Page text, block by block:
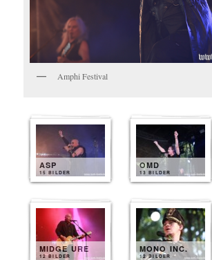
Amphi Festival
ASP
15 BILDER
OMD
13 BILDER
MIDGE URE
12 BILDER
MONO INC.
12 BILDER